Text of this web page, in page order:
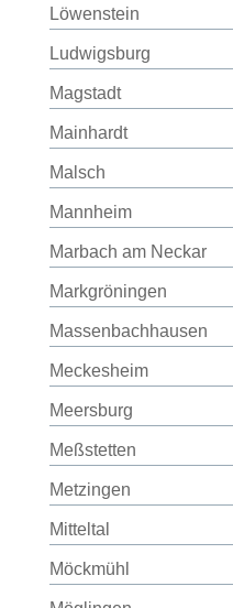
Löwenstein
Ludwigsburg
Magstadt
Mainhardt
Malsch
Mannheim
Marbach am Neckar
Markgröningen
Massenbachhausen
Meckesheim
Meersburg
Meßstetten
Metzingen
Mitteltal
Möckmühl